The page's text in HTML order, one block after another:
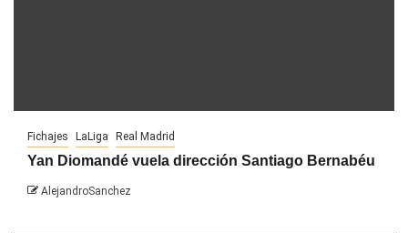
Fichajes LaLiga Real Madrid
Yan Diomandé vuela dirección Santiago Bernabéu
AlejandroSanchez